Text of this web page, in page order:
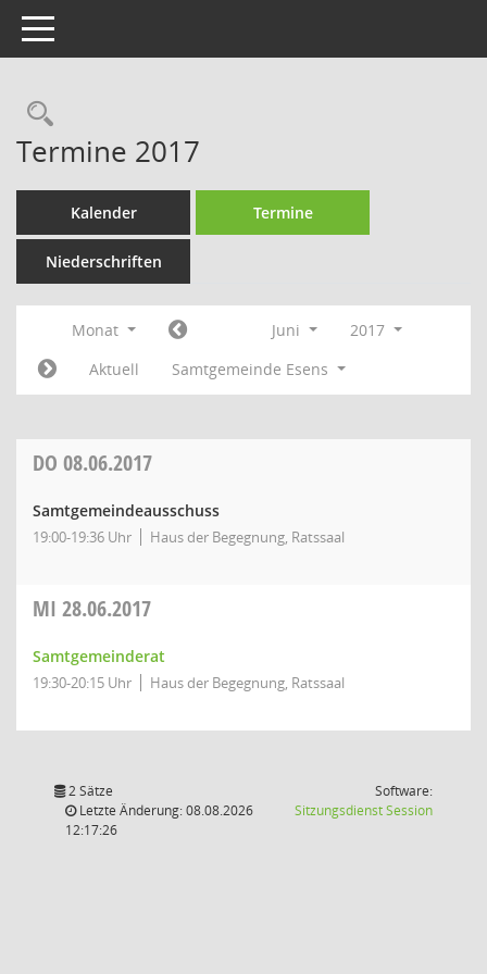
Toggle navigation
Rechercheauswahl
Termine 2017
Kalender Termine
Niederschriften
Monat Juni
2017
Aktuell
Samtgemeinde Esens
DO 08.06.2017
Samtgemeindeausschuss
19:00-19:36 Uhr Haus der Begegnung, Ratssaal
MI 28.06.2017
Samtgemeinderat
19:30-20:15 Uhr Haus der Begegnung, Ratssaal
2 Sätze
Letzte Änderung: 08.08.2026
12:17:26
Software:
SitzungsdienstSession(Wird in